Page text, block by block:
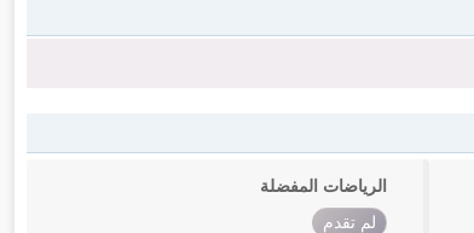
الرياضات المفضلة
لم تقدم